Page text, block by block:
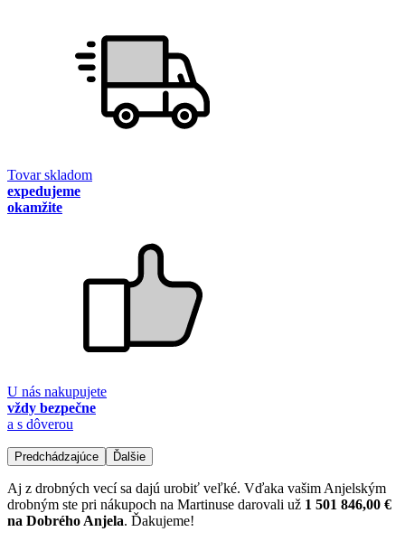
Tovar skladom
expedujeme
okamžite
U nás nakupujete
vždy bezpečne
a s dôverou
Predchádzajúce Ďalšie
Aj z drobných vecí sa dajú urobiť veľké. Vďaka vašim Anjelským
drobným ste pri nákupoch na Martinuse darovali už 1 501 846,00 €
na Dobrého Anjela. Ďakujeme!